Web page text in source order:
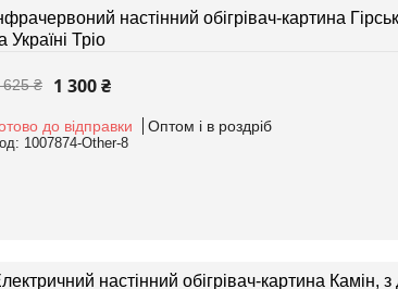
настінний обігрівач-картина
Україні Тріо
625 ₴ 1 300 ₴
до відправки Оптом і в роздріб
1007874-Other-8
настінний обігрівач-картина Камін,